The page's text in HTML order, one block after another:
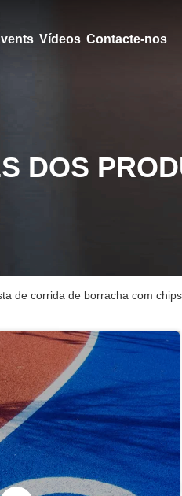
Vídeos Contacte-nos
DOS
de corrida de borracha com